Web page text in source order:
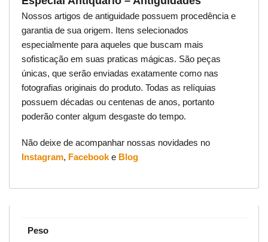
Nossos artigos de antiguidade possuem procedência e
garantia de sua origem. Itens selecionados
especialmente para aqueles que buscam mais
sofisticação em suas praticas mágicas. São peças
únicas, que serão enviadas exatamente como nas
fotografias originais do produto. Todas as relíquias
possuem décadas ou centenas de anos, portanto
poderão conter algum desgaste do tempo.
Não deixe de acompanhar nossas novidades no
Instagram, Facebook e Blog
Peso